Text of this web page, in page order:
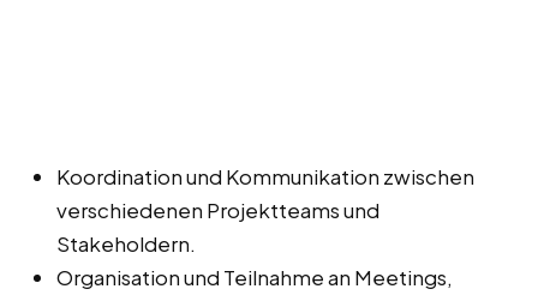
Koordination und Kommunikation zwischen
verschiedenen Projektteams und
Stakeholdern.
Organisation und Teilnahme an Meetings,